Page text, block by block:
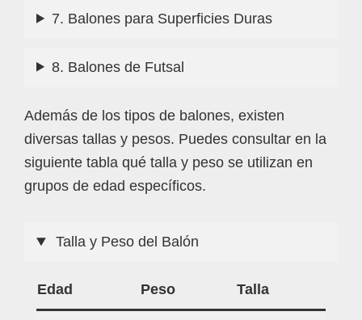
7. Balones para Superficies Duras
8. Balones de Futsal
Además de los tipos de balones, existen
diversas tallas y pesos. Puedes consultar en la
siguiente tabla qué talla y peso se utilizan en
grupos de edad específicos.
Talla y Peso del Balón
Edad Peso Talla